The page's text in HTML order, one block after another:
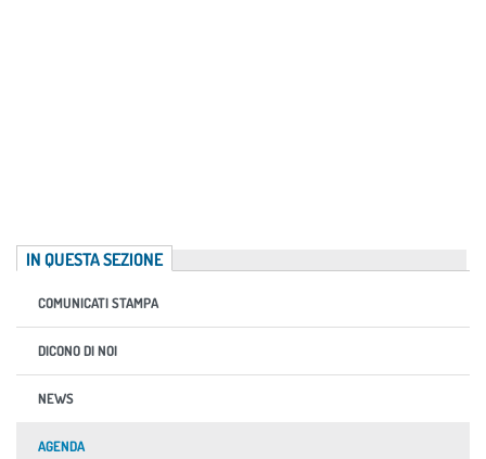
IN QUESTA SEZIONE
COMUNICATI STAMPA
DICONO DI NOI
NEWS
AGENDA